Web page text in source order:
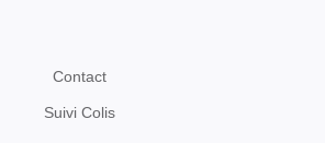
Contact
Suivi Colis